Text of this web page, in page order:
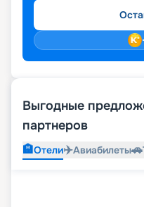
Выгодные
партнеров
🏨Отели✈️Авиабилеты🚗